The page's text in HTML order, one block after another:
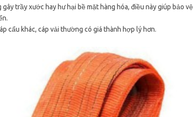
gây trầy xước hay hư hại bề mặt hàng hóa, điều này giúp bảo vệ
cẩu khác, cáp vải thường có giá thành hợp lý hơn.